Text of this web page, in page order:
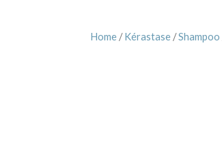
Home /Kérastase /Shampoo